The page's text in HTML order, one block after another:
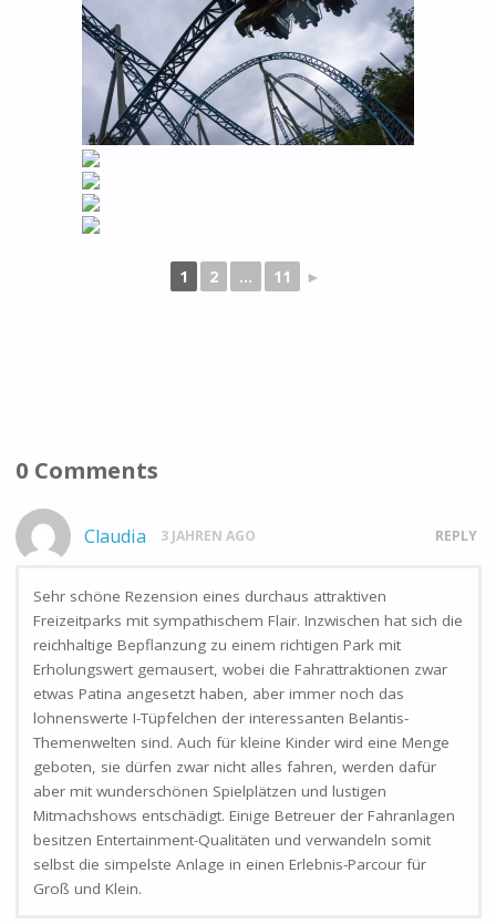
1 2 ... 11 ►
0 Comments
Claudia 3 JAHREN AGO REPLY
Sehr schöne Rezension eines durchaus attraktiven
Freizeitparks mit sympathischem Flair. Inzwischen hat sich die
reichhaltige Bepflanzung zu einem richtigen Park mit
Erholungswert gemausert, wobei die Fahrattraktionen zwar
etwas Patina angesetzt haben, aber immer noch das
lohnenswerte I-Tüpfelchen der interessanten Belantis-
Themenwelten sind. Auch für kleine Kinder wird eine Menge
geboten, sie dürfen zwar nicht alles fahren, werden dafür
aber mit wunderschönen Spielplätzen und lustigen
Mitmachshows entschädigt. Einige Betreuer der Fahranlagen
besitzen Entertainment-Qualitäten und verwandeln somit
selbst die simpelste Anlage in einen Erlebnis-Parcour für
Groß und Klein.